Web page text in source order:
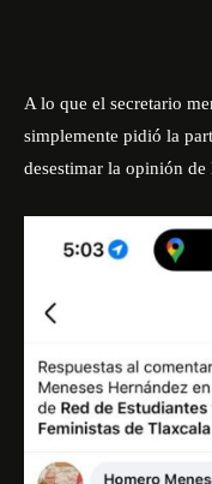
A lo que el secretario
simplemente pidió la
desestimar la opinión